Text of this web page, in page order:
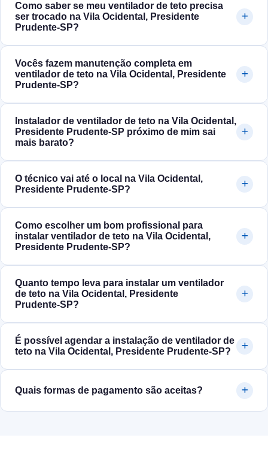
Como saber se meu ventilador de teto precisa
ser trocado na Vila Ocidental, Presidente
Prudente‑SP?
Vocês fazem manutenção completa em
ventilador de teto na Vila Ocidental, Presidente
Prudente‑SP?
Instalador de ventilador de teto na Vila Ocidental,
Presidente Prudente‑SP próximo de mim sai
mais barato?
O técnico vai até o local na Vila Ocidental,
Presidente Prudente‑SP?
Como escolher um bom profissional para
instalar ventilador de teto na Vila Ocidental,
Presidente Prudente‑SP?
Quanto tempo leva para instalar um ventilador
de teto na Vila Ocidental, Presidente
Prudente‑SP?
É possível agendar a instalação de ventilador de
teto na Vila Ocidental, Presidente Prudente‑SP?
Quais formas de pagamento são aceitas?